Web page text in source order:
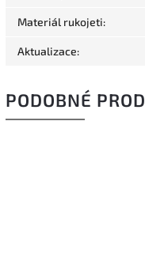
Materiál rukojeti:
Aktualizace:
PODOBNÉ